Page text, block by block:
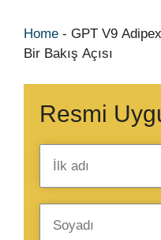
Home - GPT V9
Bir Bakış Açısı
Resmi